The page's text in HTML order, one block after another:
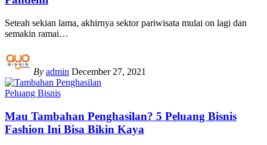
Seteah sekian lama, akhirnya sektor pariwisata mulai on lagi dan
semakin ramai…
By admin December 27, 2021
Peluang Bisnis
Mau Tambahan Penghasilan? 5 Peluang Bisnis
Fashion Ini Bisa Bikin Kaya